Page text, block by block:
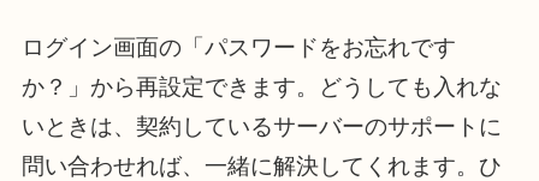
ログイン画面の「パスワードをお忘れです
か？」から再設定できます。どうしても入れな
いときは、契約しているサーバーのサポートに
問い合わせれば、一緒に解決してくれます。ひ